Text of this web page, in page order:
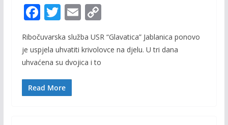
F
e
b
o
o
T
w
itt
er
E
m
ai
l
C
p
Ribočuvarska služba USR “Glavatica” Jablanica ponovo
je uspjela uhvatiti krivolovce na djelu. U tri dana
uhvaćena su dvojica i to
Read More